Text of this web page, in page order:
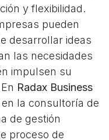
y flexibilidad.
pueden
desarrollar ideas
las necesidades
impulsen su
Radax Business
la consultoría de
de gestión
proceso de